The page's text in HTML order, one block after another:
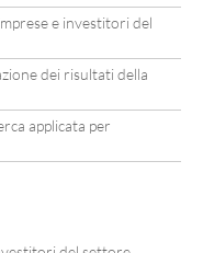
e investitori del
dei risultati della
applicata per